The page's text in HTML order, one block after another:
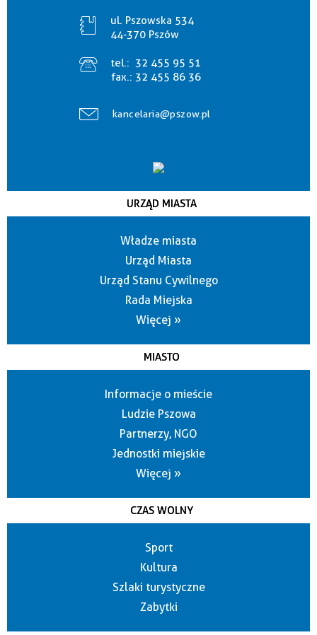
ul. Pszowska 534
44-370 Pszów
tel.: 32 455 95 51
fax.: 32 455 86 36
kancelaria@pszow.pl
URZĄD MIASTA
Władze miasta
Urząd Miasta
Urząd Stanu Cywilnego
Rada Miejska
Więcej »
MIASTO
Informacje o mieście
Ludzie Pszowa
Partnerzy, NGO
Jednostki miejskie
Więcej »
CZAS WOLNY
Sport
Kultura
Szlaki turystyczne
Zabytki